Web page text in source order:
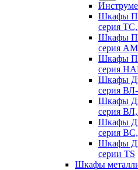
Шкафы
серия
Шкафы
серия
Шкафы
серия
Шкафы
cерия
Шкафы
серия ВЛ,
Шкафы
серия
Шкафы
серии TS
Шкафы